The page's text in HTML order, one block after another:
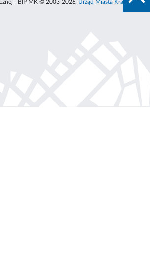
- BIP MK © 2003-2026, Urząd Miasta Krakowa